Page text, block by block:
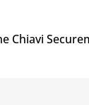
Chiavi